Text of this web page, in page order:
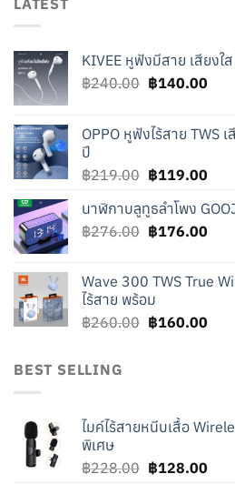
KIVEE หูฟังมีสาย เสียงใ
฿240.00 Original
฿240.00.
฿140.00
฿
OPPO หูฟังไร้สาย TWS
ปี
฿219.00 Original
was:
฿219.00.
฿119.00
is:
฿
นาฬิกาบลูทูธลำโพง
฿276.00 Original
฿276.00.
฿176.00
฿
Wave 300 TWS True
ไร้สาย พร้อม
฿260.00 Original
฿160.00
BEST SELLING
ไมค์ไร้สายหนีบเสื้อ
พิเศษ
฿228.00 Original
฿128.00